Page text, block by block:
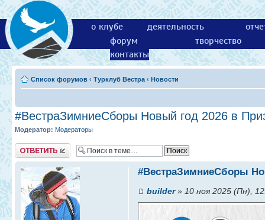
о клубе деятельность
форум
творчество
контакты
Список форумов ‹ Турклуб Вестра ‹ Новости
#ВестраЗимниеСборы Новый год 2026 в
Модератор: Модераторы
Ответить
#ВестраЗимниеСборы
builder» 10 ноя 2025 (Пн),